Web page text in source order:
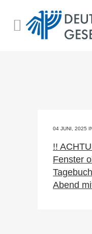
04 JUNI, 2025
!!
Fenster
Abend